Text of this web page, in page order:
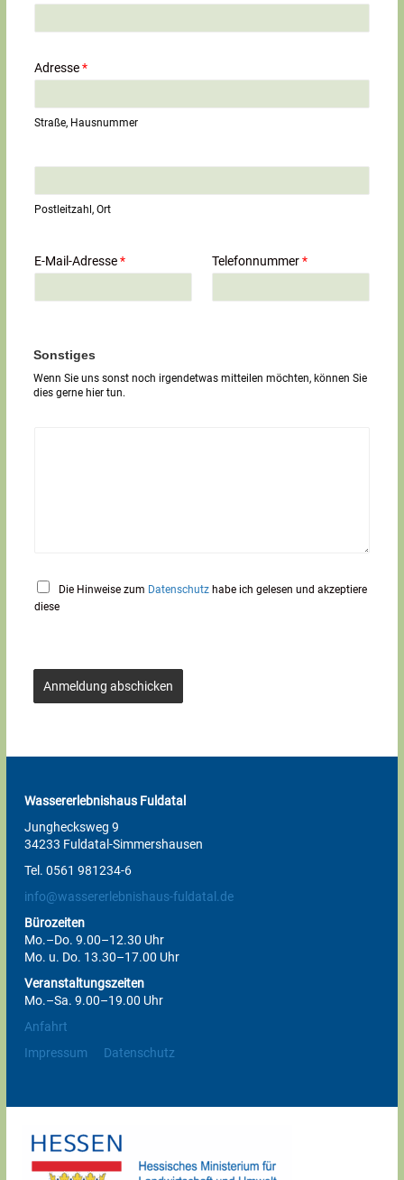
Adresse*
Straße, Hausnummer
n
i
l
g
T
x
t
Postleitzahl, Ort
E-Mail-Adresse* Telefonnummer*
Sonstiges
Wenn Sie uns sonst noch irgendetwas mitteilen möchten, können Sie
dies gerne hier tun.
Die Hinweise zum Datenschutz habe ich gelesen und akzeptiere
diese
Anmeldung abschicken
Wassererlebnishaus Fuldatal
Junghecksweg 9
34233 Fuldatal-Simmershausen
Tel. 0561 981234-6
info@wassererlebnishaus-fuldatal.de
Bürozeiten
Mo.–Do. 9.00–12.30 Uhr
Mo. u. Do. 13.30–17.00 Uhr
Veranstaltungszeiten
Mo.–Sa. 9.00–19.00 Uhr
Anfahrt
Impressum
Datenschutz